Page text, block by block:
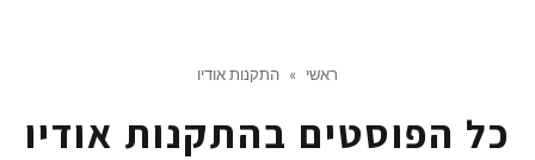
ראשי » התקנות אודיו
כל הפוסטים בהתקנות אודיו